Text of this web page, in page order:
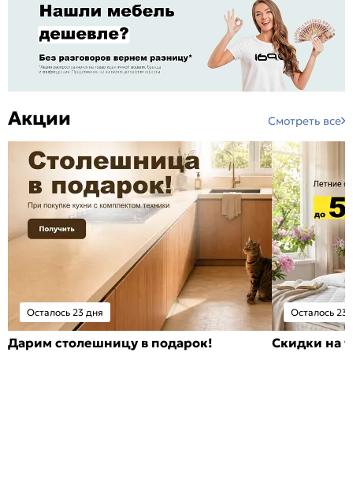
Акции Смотреть все
Осталось 23 дня
Дарим столешницу в подарок!
Осталось 23
Скидки на